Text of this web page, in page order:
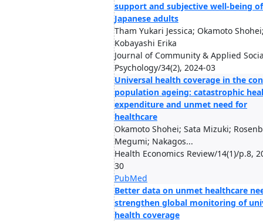
support and subjective well-being
Japanese adults
Tham Yukari Jessica; Okamoto
Kobayashi Erika
Journal of Community & Applied
Psychology/34(2), 2024-03
Universal health coverage in the
population ageing: catastrophic
expenditure and unmet need for
healthcare
Okamoto Shohei; Sata Mizuki;
Megumi; Nakagos...
Health Economics Review/14(1)/p.8,
30
PubMed
Better data on unmet healthcare
strengthen global monitoring of
health coverage